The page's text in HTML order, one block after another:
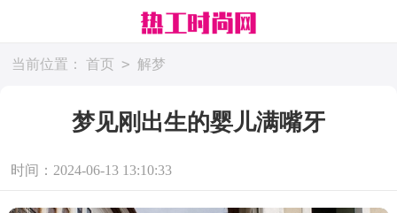
当前位置： 首页 > 解梦
梦见刚出生的婴儿满嘴牙
时间：2024-06-13 13:10:33